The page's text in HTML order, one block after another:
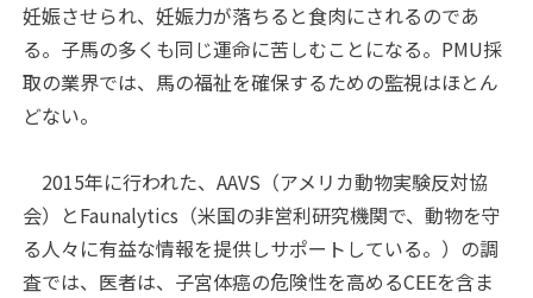
妊娠させられ、妊娠力が落ちると食肉にされるのであ
る。子馬の多くも同じ運命に苦しむことになる。PMU採
取の業界では、馬の福祉を確保するための監視はほとん
どない。
2015年に行われた、AAVS（アメリカ動物実験反対協
会）とFaunalytics（米国の非営利研究機関で、動物を守
る人々に有益な情報を提供しサポートしている。）の調
査では、医者は、子宮体癌の危険性を高めるCEEを含ま